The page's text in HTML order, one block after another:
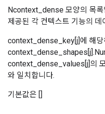
Ncontext_dense 모양의 목
제공된 각 컨텍스트 기능의 데
context_dense_key[j]에 해당
context_dense_values[j]의
와 일치합니다.
기본값은 []